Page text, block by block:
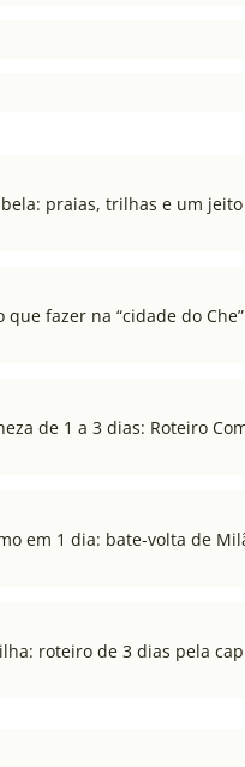
praias, trilhas e um
que fazer na “cidade do Che”
de 1 a 3 dias: Roteiro
em 1 dia: bate-volta de
roteiro de 3 dias pela